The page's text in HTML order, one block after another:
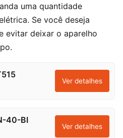
uma quantidade
Se você deseja
evitar deixar o aparelho
Ver detalhes
40-BI
Ver detalhes